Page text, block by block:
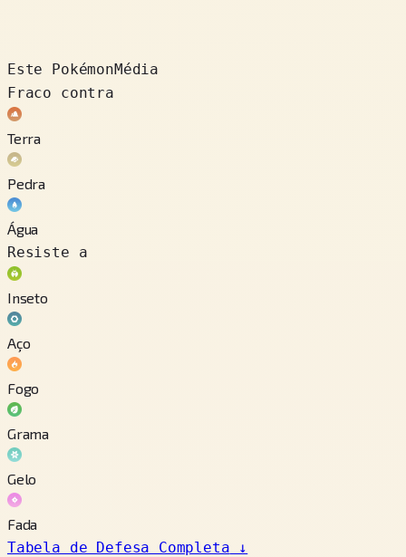
Este PokémonMédia
Fraco contra
Terra
Pedra
Água
Resiste a
Inseto
Aço
Fogo
Grama
Gelo
Fada
Tabela de Defesa Completa ↓